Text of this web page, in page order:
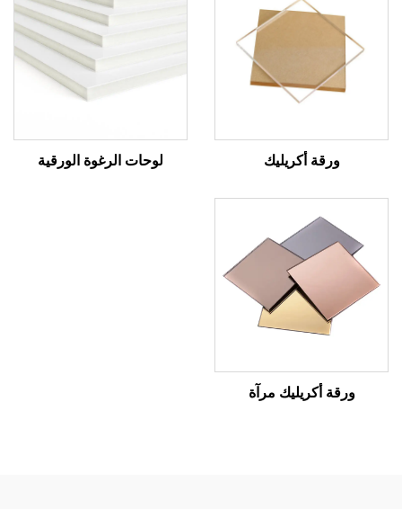
ورقة أكريليك لوحات الرغوة الورقية
ورقة أكريليك مرآة